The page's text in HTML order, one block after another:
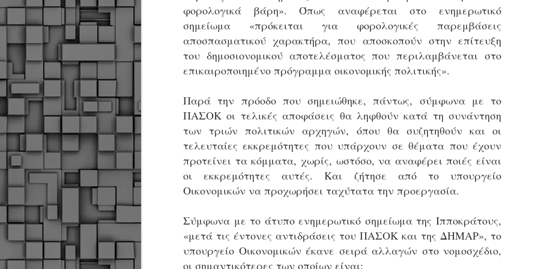
φορολογικά βάρη». Όπως αναφέρεται στο ενημερωτικό
σημείωμα «πρόκειται για φορολογικές παρεμβάσεις
αποσπασματικού χαρακτήρα, που αποσκοπούν στην επίτευξη
του δημοσιονομικού αποτελέσματος που περιλαμβάνεται στο
επικαιροποιημένο πρόγραμμα οικονομικής πολιτικής».
Παρά την πρόοδο που σημειώθηκε, πάντως, σύμφωνα με το
ΠΑΣΟΚ οι τελικές αποφάσεις θα ληφθούν κατά τη συνάντηση
των τριών πολιτικών αρχηγών, όπου θα συζητηθούν και οι
τελευταίες εκκρεμότητες που υπάρχουν σε θέματα που έχουν
προτείνει τα κόμματα, χωρίς, ωστόσο, να αναφέρει ποιές είναι
οι εκκρεμότητες αυτές. Και ζήτησε από το υπουργείο
Οικονομικών να προχωρήσει ταχύτατα την προεργασία.
Σύμφωνα με το άτυπο ενημερωτικό σημείωμα της Ιπποκράτους,
«μετά τις έντονες αντιδράσεις του ΠΑΣΟΚ και της ΔΗΜΑΡ», το
υπουργείο Οικονομικών έκανε σειρά αλλαγών στο νομοσχέδιο,
οι σημαντικότερες των οποίων είναι:
σε δήμους της χώρας. Το Dimastin, αναζητεί σχετικό
φωτογραφικό υλικό στο διαδίκτυο και σας το παρουσιάζει σε
αυτή την ανάρτηση. Επίσης, σας καλούμε, αν διαπιστώσετε ότι
μας έχουν "ξεφύγει" ορκωμοσίες, μπορείτε να στέλνετε το
φωτογραφικό τους υλικό στο dimasthes@gmail.gr ώστε να το
δημοσιεύουμε εδώ, άμεσα.
MAR
18
Θεσσαλονίκη: Ορκίστηκαν οι 75 νέοι δημοτικοί
αστυνομικοί – Τι τους ζήτησε ο Αγγελούδης
Ενισχύεται το έργο της δημοτικής αστυνομίας στο δήμο
Θεσσαλονίκης καθώς το πρωί της Τετάρτης 18 Μαρτίου
ορκίστηκαν οι 75 νέοι δημοτικοί αστυνομικοί.
«Με αυτούς, σε λίγους μήνες αποκτά ένα ισχυρό σώμα η
δημοτική αστυνομία. Θα είναι πιο κοντά στον πολίτη. Είχα την
ευκαιρία να είμαι σήμερα στην ορκωμοσία τους.
MAR
17
Ξεκίνησαν εδώ και μια εβδομάδα οι αφίξεις των
νεοπροσληφθέντων Δημοτικών Αστυνομικών στους
δήμους και οι ορκωμοσίες τους - Πλήρες